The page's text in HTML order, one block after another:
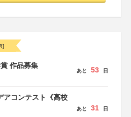
作品募集
あと 53 日
アコンテスト《高校
あと 31 日